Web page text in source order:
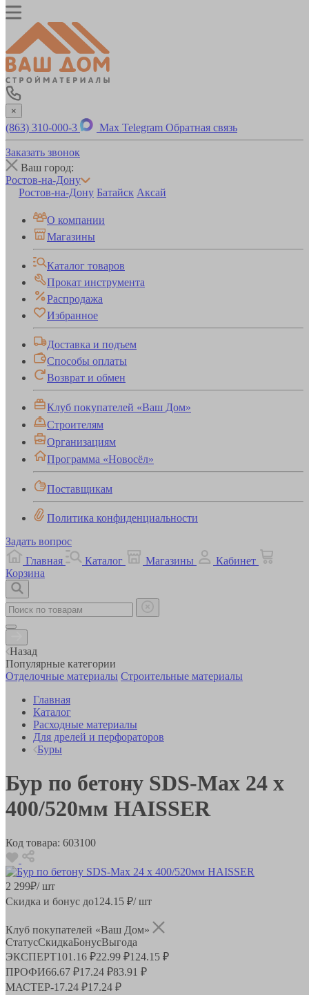
×
(863) 310-000-3 Max Telegram Обратная связь
Заказать звонок
Ваш город:
Ростов-на-Дону
Ростов-на-Дону Батайск Аксай
О компании
Магазины
Каталог товаров
Прокат инструмента
Распродажа
Избранное
Доставка и подъем
Способы оплаты
Возврат и обмен
Клуб покупателей «Ваш Дом»
Строителям
Организациям
Программа «Новосёл»
Поставщикам
Политика конфиденциальности
Задать вопрос
Главная
Каталог Магазины
Кабинет
Корзина
Назад
Популярные категории
Отделочные материалы Строительные материалы
Главная
Каталог
Расходные материалы
Для дрелей и перфораторов
Буры
Бур по бетону SDS-Max 24 x
400/520мм HAISSER
Код товара: 603100
2 299₽/ шт
Скидка и бонус до124.15 ₽/ шт
Клуб покупателей «Ваш Дом»
СтатусСкидкаБонусВыгода
ЭКСПЕРТ101.16 ₽22.99 ₽124.15 ₽
ПРОФИ66.67 ₽17.24 ₽83.91 ₽
МАСТЕР-17.24 ₽17.24 ₽